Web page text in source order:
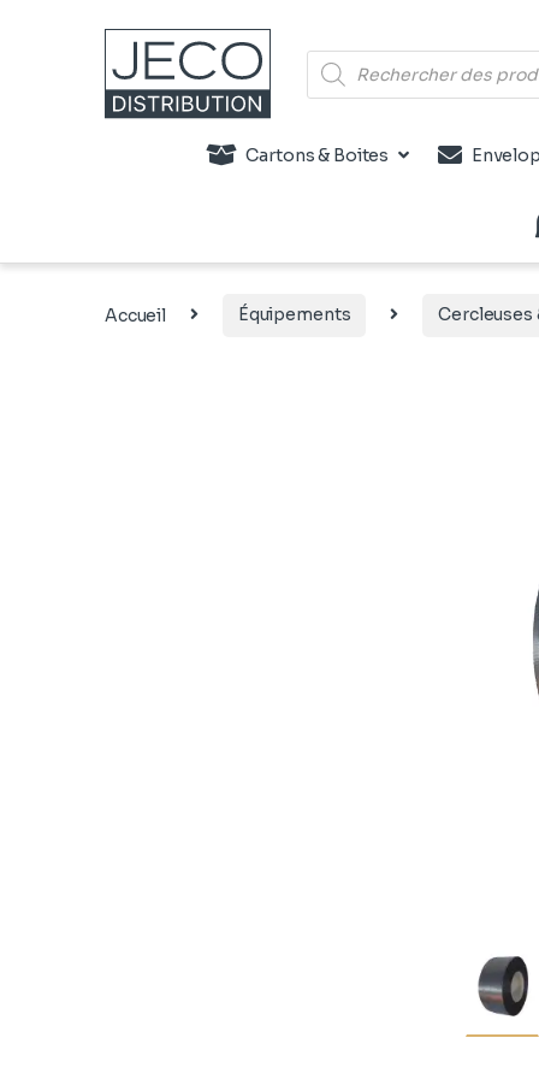
Recherche de produits
Cartons & Boites
Accueil Équipements Cercleuses